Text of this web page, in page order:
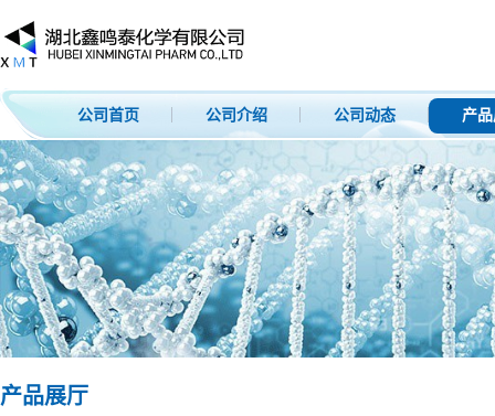
公司首页 公司介绍 公司动态 产
产品展厅